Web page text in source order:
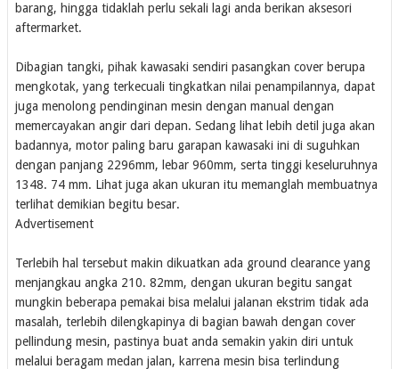
barang, hingga tidaklah perlu sekali lagi anda berikan aksesori
aftermarket.
Dibagian tangki, pihak kawasaki sendiri pasangkan cover berupa
mengkotak, yang terkecuali tingkatkan nilai penampilannya, dapat
juga menolong pendinginan mesin dengan manual dengan
memercayakan angir dari depan. Sedang lihat lebih detil juga akan
badannya, motor paling baru garapan kawasaki ini di suguhkan
dengan panjang 2296mm, lebar 960mm, serta tinggi keseluruhnya
1348. 74 mm. Lihat juga akan ukuran itu memanglah membuatnya
terlihat demikian begitu besar.
Advertisement
Terlebih hal tersebut makin dikuatkan ada ground clearance yang
menjangkau angka 210. 82mm, dengan ukuran begitu sangat
mungkin beberapa pemakai bisa melalui jalanan ekstrim tidak ada
masalah, terlebih dilengkapinya di bagian bawah dengan cover
pellindung mesin, pastinya buat anda semakin yakin diri untuk
melalui beragam medan jalan, karrena mesin bisa terlindung